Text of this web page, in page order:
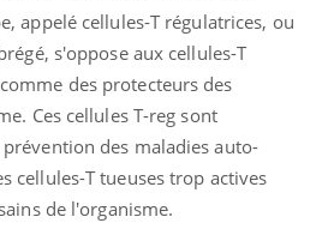
appelé cellules-T régulatrices, ou
s'oppose aux cellules-T
des protecteurs des
Ces cellules T-reg sont
des maladies auto-
cellules-T tueuses trop actives
de l'organisme.